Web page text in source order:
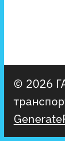
© 2026